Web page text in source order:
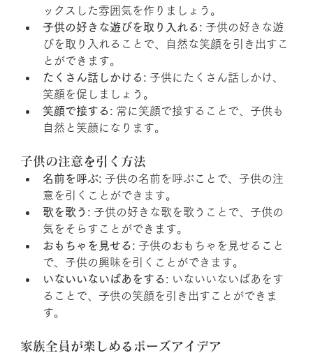
ックスした雰囲気を作りましょう。
子供の好きな遊びを取り入れる: 子供の好きな遊
びを取り入れることで、自然な笑顔を引き出すこ
とができます。
たくさん話しかける: 子供にたくさん話しかけ、
笑顔を促しましょう。
笑顔で接する: 常に笑顔で接することで、子供も
自然と笑顔になります。
子供の注意を引く方法
名前を呼ぶ: 子供の名前を呼ぶことで、子供の注
意を引くことができます。
歌を歌う: 子供の好きな歌を歌うことで、子供の
気をそらすことができます。
おもちゃを見せる: 子供のおもちゃを見せること
で、子供の興味を引くことができます。
いないいないばあをする: いないいないばあをす
ることで、子供の笑顔を引き出すことができま
す。
家族全員が楽しめるポーズアイデア